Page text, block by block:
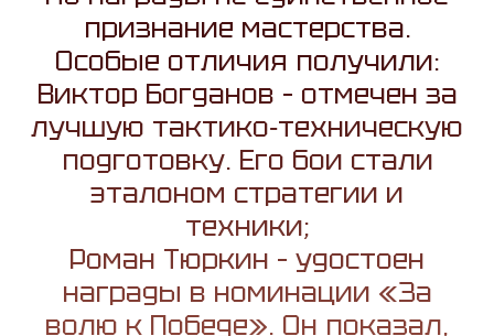
признание мастерства.
Особые отличия получили:
Виктор Богданов – отмечен за
лучшую тактико‑техническую
подготовку. Его бои стали
эталоном стратегии и
техники;
Роман Тюркин – удостоен
награды в номинации «За
волю к Победе». Он показал,